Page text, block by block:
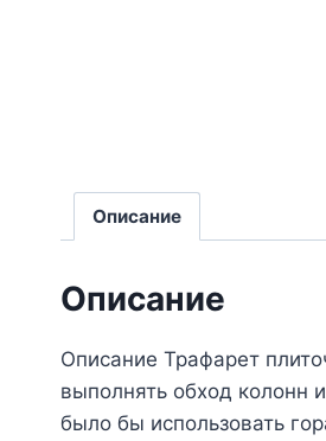
Описание
Описание
Описание Трафарет
выполнять обход колонн
было бы использовать